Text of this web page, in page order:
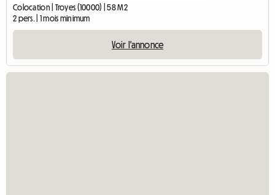
Colocation | Troyes (10000) | 58 M2
2 pers. | 1 mois minimum
Voir l'annonce